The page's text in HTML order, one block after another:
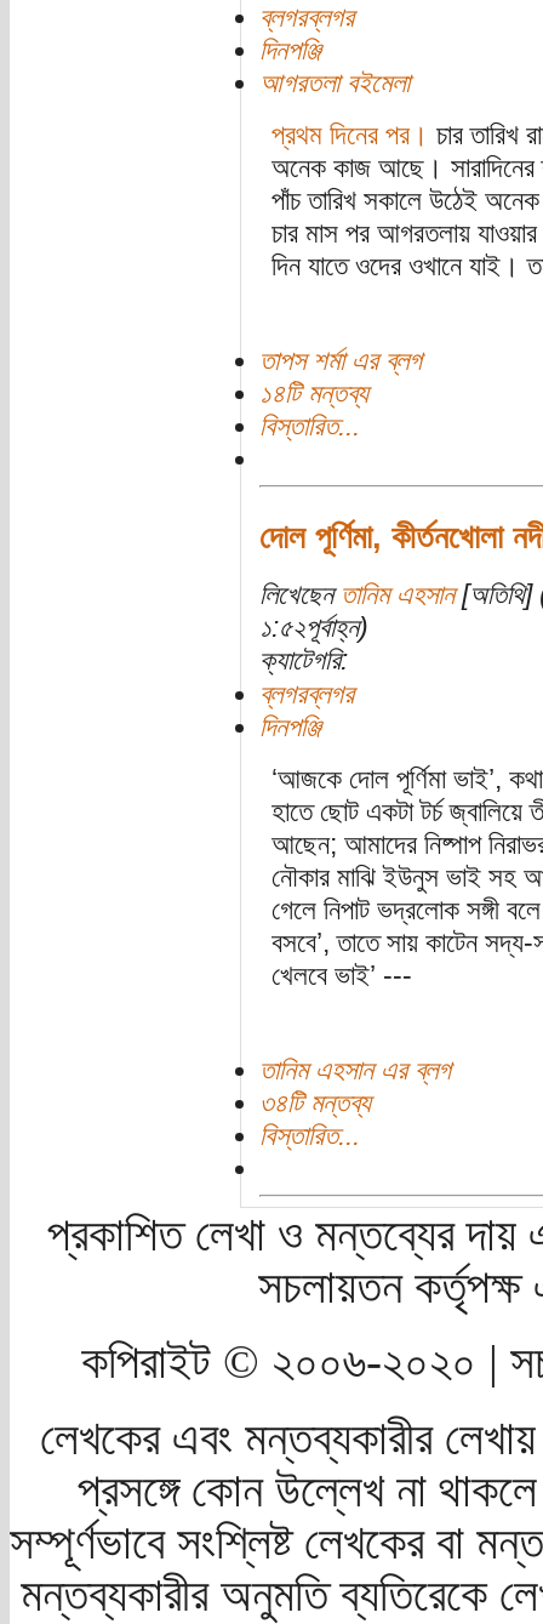
ব্লগরব্লগর
দিনপঞ্জি
আগরতলা বইমেলা
প্রথম দিনের পর। চার তারিখ
অনেক কাজ আছে। সারাদিনের
পাঁচ তারিখ সকালে উঠেই
চার মাস পর আগরতলায়
দিন যাতে ওদের ওখানে যাই।
তাপস শর্মা এর ব্লগ
১৪টি মন্তব্য
বিস্তারিত...
দোল পূর্ণিমা, কীর্তনখোলা
লিখেছেন তানিম এহসান[অতিথি]
১:৫২পূর্বাহ্ন)
ক্যাটেগরি:
ব্লগরব্লগর
দিনপঞ্জি
‘আজকে দোল পূর্ণিমা ভাই’,
হাতে ছোট একটা টর্চ জ্বালিয়ে
আছেন; আমাদের নিষ্পাপ
নৌকার মাঝি ইউনুস ভাই সহ
গেলে নিপাট ভদ্রলোক সঙ্গী
বসবে’, তাতে সায় কাটেন
খেলবে ভাই’ ---
তানিম এহসান এর ব্লগ
৩৪টি মন্তব্য
বিস্তারিত...
প্রকাশিত লেখা ও মন্তব্যের দায়
সচলায়তন
কপিরাইট © ২০০৬-২০২০ |
লেখকের এবং মন্তব্যকারীর
প্রসঙ্গে কোন উল্লেখ না
সম্পূর্ণভাবে সংশ্লিষ্ট লেখকের বা
মন্তব্যকারীর অনুমতি ব্যতিরেকে